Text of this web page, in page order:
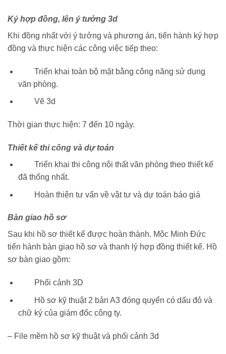
Ký hợp đồng, lên ý tưởng 3d
Khi đồng nhất với ý tưởng và phương án, tiến hành ký hợp
đồng và thực hiện các công việc tiếp theo:
Triển khai toàn bộ mặt bằng công năng sử dụng
văn phòng.
Vẽ 3d
Thời gian thực hiện: 7 đến 10 ngày.
Thiết kế thi công và dự toán
Triển khai thi công nội thất văn phòng theo thiết kế
đã thống nhất.
Hoàn thiện tư vấn về vật tư và dự toán báo giá
Bàn giao hồ sơ
Sau khi hồ sơ thiết kế được hoàn thành. Mộc Minh Đức
tiến hành bàn giao hồ sơ và thanh lý hợp đồng thiết kế. Hồ
sơ bàn giao gồm:
Phối cảnh 3D
Hồ sơ kỹ thuật 2 bản A3 đóng quyển có dấu đỏ và
chữ ký của giám đốc công ty.
– File mềm hồ sơ kỹ thuật và phối cảnh 3d